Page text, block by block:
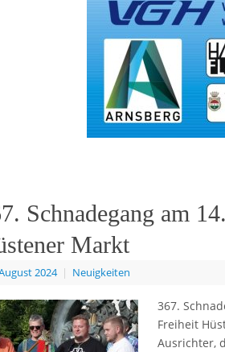
Schnadegang am
Markt
2024 | Neuigkeiten
367.
Freiheit
Ausrichter,